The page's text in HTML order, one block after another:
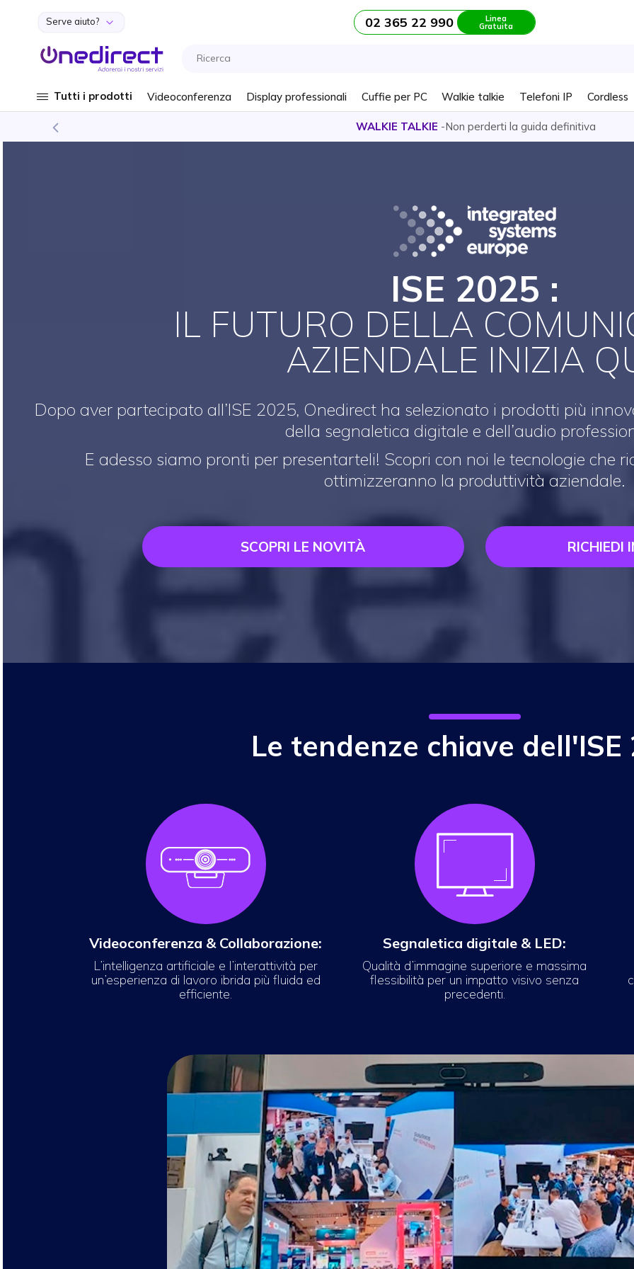
Salta al contenuto
Serve aiuto? 02 365 22 990 Linea
Gratuita
Tutti i prodotti Videoconferenza Display professionali Cuffie per PC Walkie talkie Telefoni IP Cordless
WALKIE TALKIE -Non perderti la guida definitiva
ISE 2025 :
IL FUTURO DELLA
AZIENDALE INIZIA
Dopo aver partecipato all’ISE 2025, Onedirect ha selezionato i prodotti più
della segnaletica digitale e dell’audio
E adesso siamo pronti per presentarteli! Scopri con noi le tecnologie che
ottimizzeranno la produttività aziendale.
SCOPRI LE NOVITÀ RICHIEDI
Le tendenze chiave dell'ISE
Videoconferenza & Collaborazione:
L’intelligenza artificiale e l’interattività per
un’esperienza di lavoro ibrida più fluida ed
efficiente.
Segnaletica digitale & LED:
Qualità d’immagine superiore e massima
flessibilità per un impatto visivo senza
precedenti.